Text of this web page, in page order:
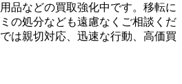
品などの買取強化中です。移転に
の処分なども遠慮なくご相談くだ
は親切対応、迅速な行動、高価買